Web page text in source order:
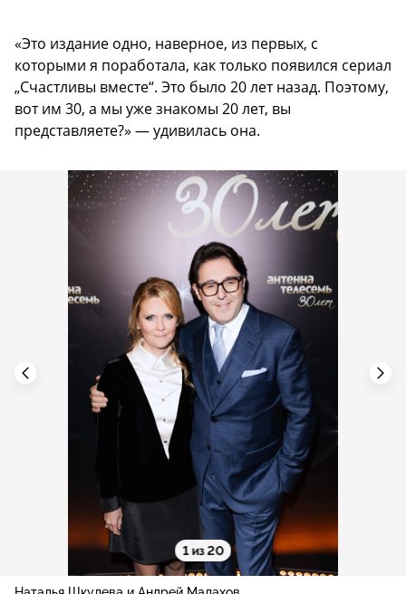
«Это издание одно, наверное, из первых, с
которыми я поработала, как только появился сериал
„Счастливы вместе“. Это было 20 лет назад. Поэтому,
вот им 30, а мы уже знакомы 20 лет, вы
представляете?» — удивилась она.
1 из 20